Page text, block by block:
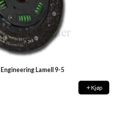
Engineering Lamell 9-5
Kjøp